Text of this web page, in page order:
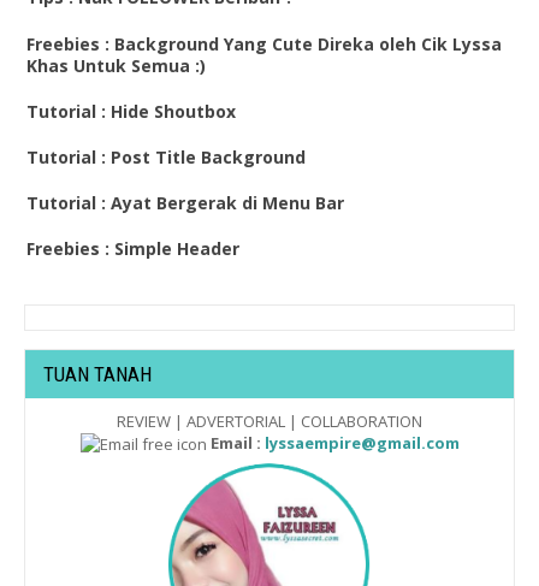
Freebies : Background Yang Cute Direka oleh Cik Lyssa
Khas Untuk Semua :)
Tutorial : Hide Shoutbox
Tutorial : Post Title Background
Tutorial : Ayat Bergerak di Menu Bar
Freebies : Simple Header
TUAN TANAH
REVIEW | ADVERTORIAL | COLLABORATION
Email : lyssaempire@gmail.com